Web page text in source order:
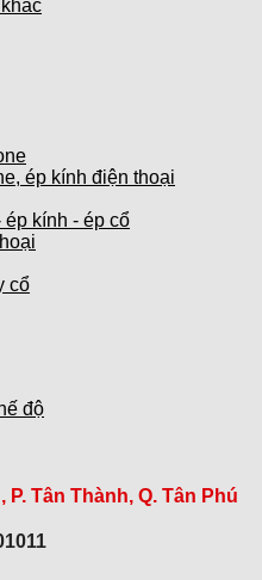
ép kính điện thoại
ép kính - ép cổ
cổ
độ
Tân Thành, Q. Tân Phú